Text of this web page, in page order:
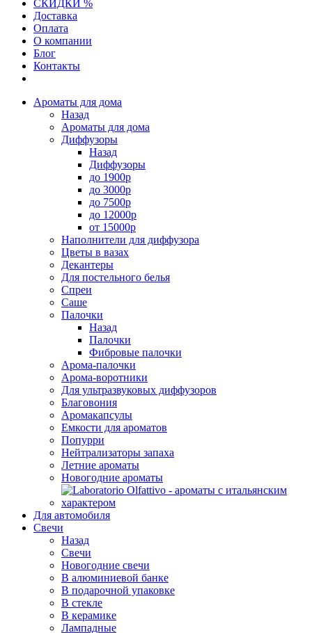
СКИДКИ %
Доставка
Оплата
О компании
Блог
Контакты
Ароматы для дома
Назад
Ароматы для дома
Диффузоры
Назад
Диффузоры
до 1900р
до 3000р
до 7500р
до 12000р
от 15000р
Наполнители для диффузора
Цветы в вазах
Декантеры
Для постельного белья
Спреи
Саше
Палочки
Назад
Палочки
Фибровые палочки
Арома-палочки
Арома-воротники
Для ультразвуковых диффузоров
Благовония
Аромакапсулы
Емкости для ароматов
Попурри
Нейтрализаторы запаха
Летние ароматы
Новогодние ароматы
Для автомобиля
Свечи
Назад
Свечи
Новогодние свечи
В алюминиевой банке
В подарочной упаковке
В стекле
В керамике
Лампадные